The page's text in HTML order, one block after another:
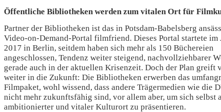
Öffentliche Bibliotheken werden zum vitalen Ort für
Partner der Bibliotheken ist das in Potsdam-Babelsberg
Video-on-Demand-Portal filmfriend. Dieses Portal startete im
2017 in Berlin, seitdem haben sich mehr als 150 Büchereien
angeschlossen, Tendenz weiter steigend, nachvollziehbarer
gerade auch in der aktuellen Krisenzeit. Doch der Plan greift
weiter in die Zukunft: Die Bibliotheken erwerben das
Filmpaket, wohl wissend, dass andere Trägermedien wie die
nicht mehr zukunftsfähig sind, vor allem aber, um sich selbst
ambitionierter und vitaler Kulturort zu präsentieren.